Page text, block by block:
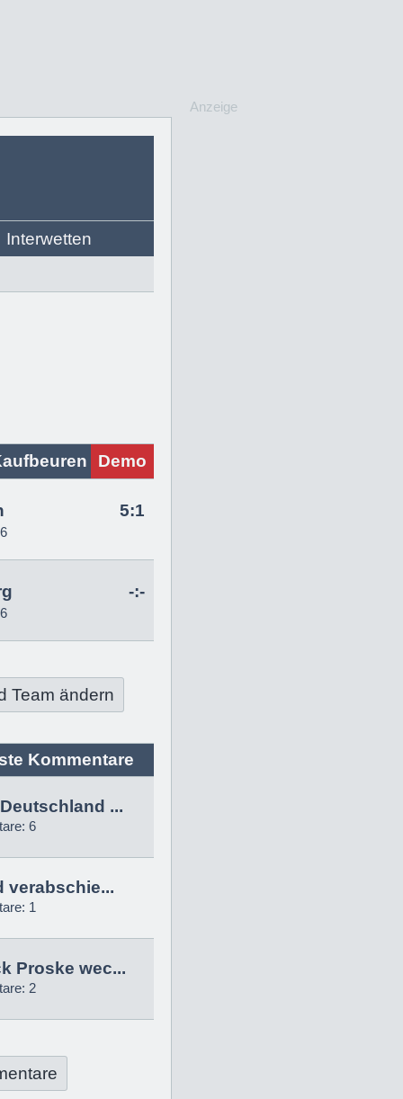
Interwetten
Anzeige
Demo
5:1
-:-
Team ändern
Kommentare
...
6
verabschie...
1
Proske wec...
2